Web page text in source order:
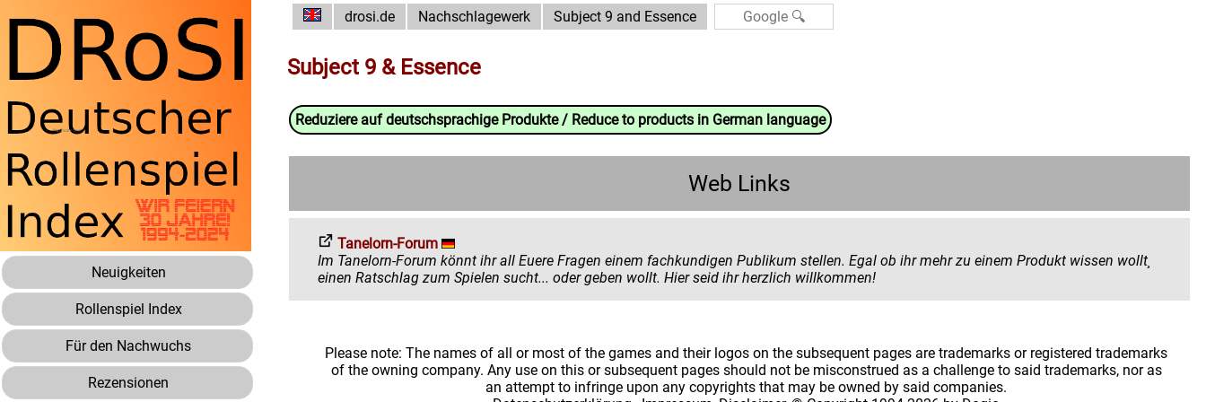
Neuigkeiten
Rollenspiel Index
Für den Nachwuchs
Rezensionen
drosi.de Nachschlagewerk Subject 9 and Essence
Subject 9 & Essence
Reduziere auf deutschsprachige Produkte / Reduce to products in German language
Web Links
Tanelorn-Forum
Im Tanelorn-Forum könnt ihr all Euere Fragen einem fachkundigen Publikum stellen. Egal ob ihr mehr zu einem Produkt wissen wollt¸
einen Ratschlag zum Spielen sucht... oder geben wollt. Hier seid ihr herzlich willkommen!
Please note: The names of all or most of the games and their logos on the subsequent pages are trademarks or registered trademarks
of the owning company. Any use on this or subsequent pages should not be misconstrued as a challenge to said trademarks, nor as
an attempt to infringe upon any copyrights that may be owned by said companies.